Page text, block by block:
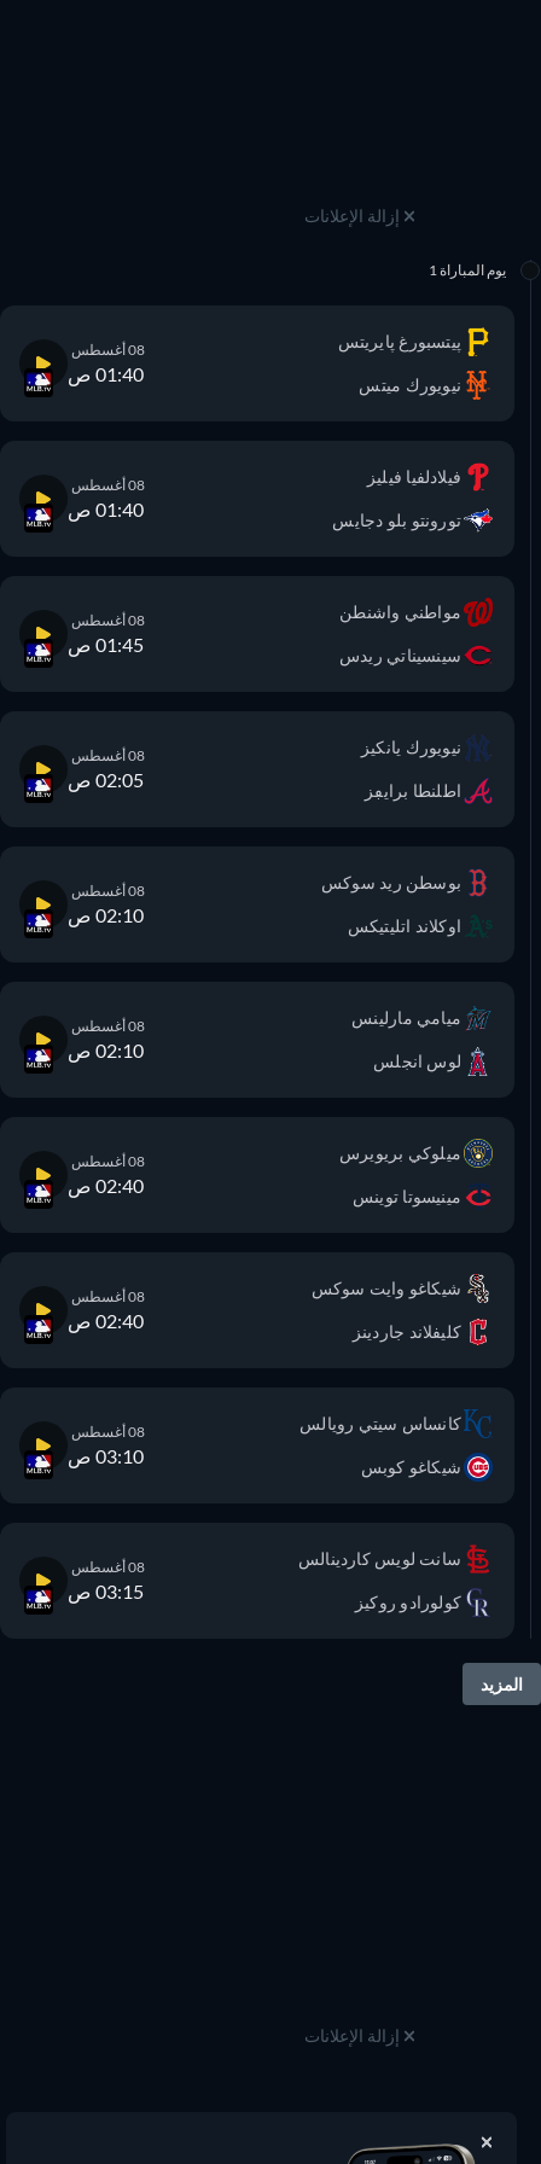
إزالة الإعلانات
يوم المباراة 1
پيتسبورغ پايريتس
نيويورك ميتس 01:40 ص
فيلادلفيا فيليز
تورونتو بلو دجايس 01:40 ص
مواطني واشنطن
سينسيناتي ريدس 01:45 ص
نيويورك يانكيز
اطلنطا برايڢز 02:05 ص
بوسطن ريد سوكس
اوكلاند اتليتيكس 02:10 ص
ميامي مارلينس
لوس انجلس 02:10 ص
ميلوكي بريويرس
مينيسوتا توينس 02:40 ص
شيكاغو وايت سوكس
كليفلاند جاردينز 02:40 ص
كانساس سيتي رويالس
شيكاغو كوبس 03:10 ص
سانت لويس كاردينالس
كولورادو روكيز 03:15 ص
المزيد
إزالة الإعلانات